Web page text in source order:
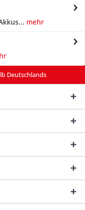
mehr
Deutschlands